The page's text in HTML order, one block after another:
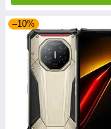
–10%